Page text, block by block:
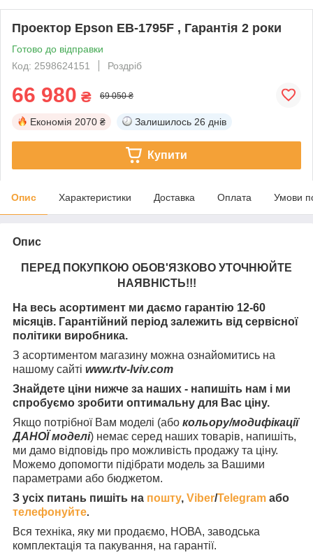
Проектор Epson EB‑1795F , Гарантія 2 роки
Готово до відправки
Код: 2598624151
Роздріб
66 980 ₴ 69 050 ₴
Економія 2070 ₴ Залишилось 26 днів
Купити
Опис Характеристики Доставка Оплата Умови
Опис
ПЕРЕД ПОКУПКОЮ ОБОВ'ЯЗКОВО УТОЧНЮЙТЕ
НАЯВНІСТЬ!!!
На весь асортимент ми даємо гарантію 12-60
місяців. Гарантійний період залежить від сервісної
політики виробника.
З асортиментом магазину можна ознайомитись на
нашому сайті www.rtv-lviv.com
Знайдете ціни нижче за наших - напишіть нам і ми
спробуємо зробити оптимальну для Вас ціну.
Якщо потрібної Вам моделі (або кольору/модифікації
ДАНОЇ моделі) немає серед наших товарів, напишіть,
ми дамо відповідь про можливість продажу та ціну.
Можемо допомогти підібрати модель за Вашими
параметрами або бюджетом.
З усіх питань пишіть на пошту, Viber/Telegram або
телефонуйте.
Вся техніка, яку ми продаємо, НОВА, заводська
комплектація та пакування, на гарантії.